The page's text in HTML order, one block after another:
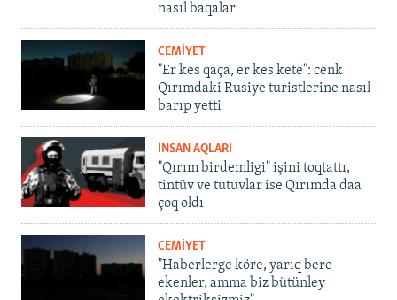
nasıl baqalar
CEMİYET
"Er kes qaça, er kes kete": cenk
Qırımdaki Rusiye turistlerine nasıl
barıp yetti
İNSAN AQLARI
"Qırım birdemligi" işini toqtattı,
tintüv ve tutuvlar ise Qırımda daa
çoq oldı
CEMİYET
"Haberlerge köre, yarıq bere
ekenler, amma biz bütünley